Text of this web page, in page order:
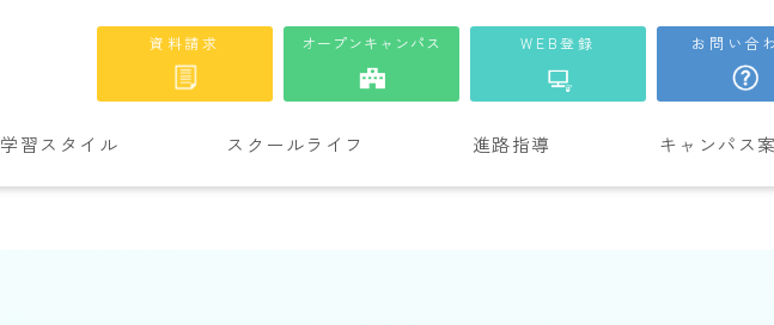
資料請求 オープンキャンパス WEB登録 お問い合
学習スタイル スクールライフ 進路指導 キャンパス